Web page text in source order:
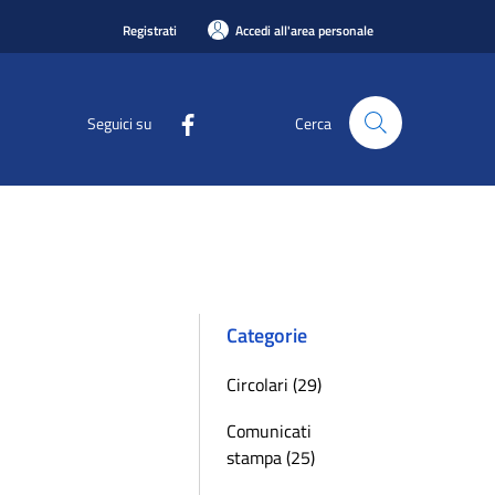
Registrati Accedi all'area personale
Seguici su Cerca
Categorie
Circolari (29)
Comunicati
stampa (25)